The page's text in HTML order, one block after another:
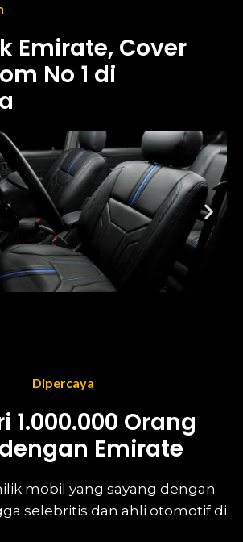
Emirate, Cover
No 1 di
Dipercaya
1.000.000 Orang
Emirate
mobil yang sayang dengan
selebritis dan ahli otomotif di